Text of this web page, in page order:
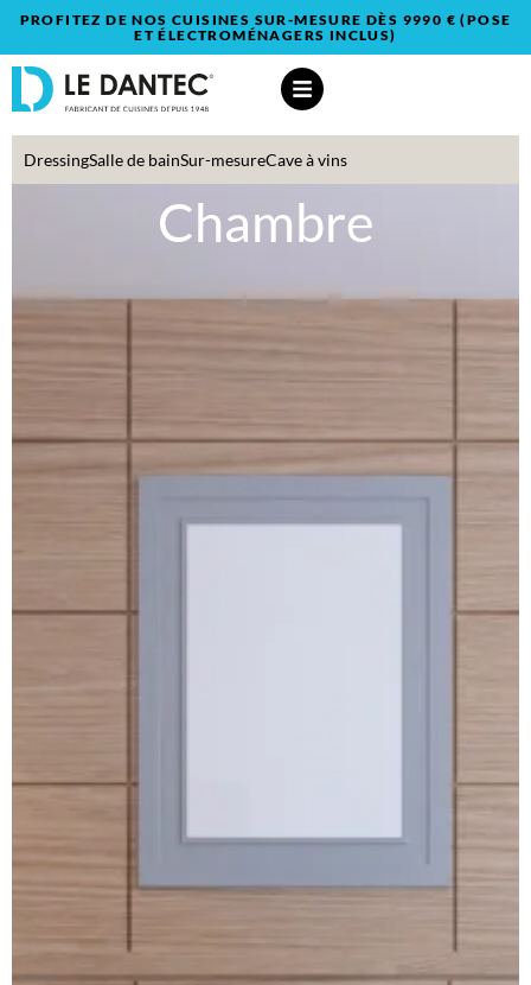
PROFITEZ DE NOS CUISINES SUR-MESURE DÈS 9990 € (POSE
ET ÉLECTROMÉNAGERS INCLUS)
DressingSalle de bainSur-mesureCave à vins
Chambre